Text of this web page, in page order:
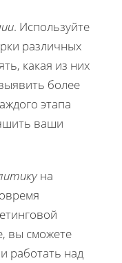
. Используйте
различных
какая из них
более
этапа
ваши
на
вы сможете
работать над